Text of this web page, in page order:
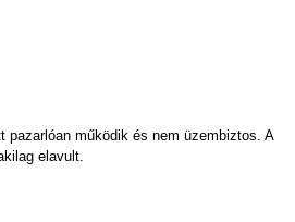
működik és nem üzembiztos. A
elavult.